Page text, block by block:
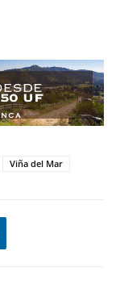
Viña del Mar